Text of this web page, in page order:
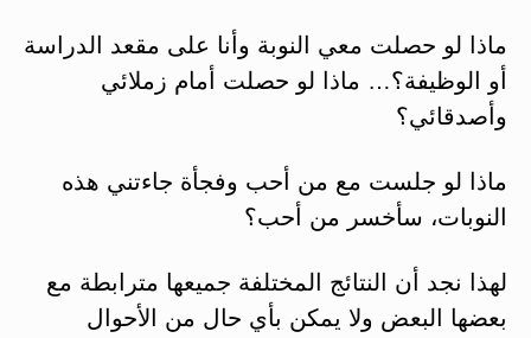
ماذا لو حصلت معي النوبة وأنا على مقعد الدراسة
أو الوظيفة؟… ماذا لو حصلت أمام زملائي
وأصدقائي؟
ماذا لو جلست مع من أحب وفجأة جاءتني هذه
النوبات، سأخسر من أحب؟
لهذا نجد أن النتائج المختلفة جميعها مترابطة مع
بعضها البعض ولا يمكن بأي حال من الأحوال